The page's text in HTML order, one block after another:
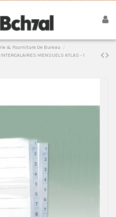
& Fourniture De Bureau
INTERCALAIRES MENSUELS ATLAS - 1